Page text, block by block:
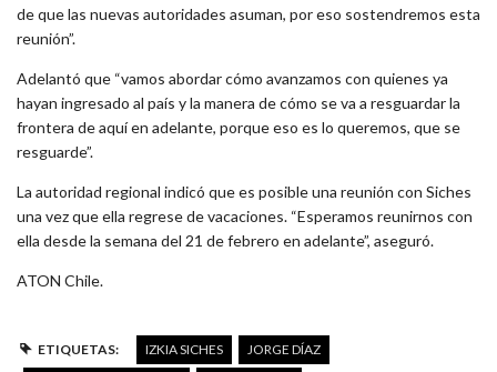
de que las nuevas autoridades asuman, por eso sostendremos esta
reunión”.
Adelantó que “vamos abordar cómo avanzamos con quienes ya
hayan ingresado al país y la manera de cómo se va a resguardar la
frontera de aquí en adelante, porque eso es lo queremos, que se
resguarde”.
La autoridad regional indicó que es posible una reunión con Siches
una vez que ella regrese de vacaciones. “Esperamos reunirnos con
ella desde la semana del 21 de febrero en adelante”, aseguró.
ATON Chile.
ETIQUETAS: IZKIA SICHES
JORGE DÍAZ